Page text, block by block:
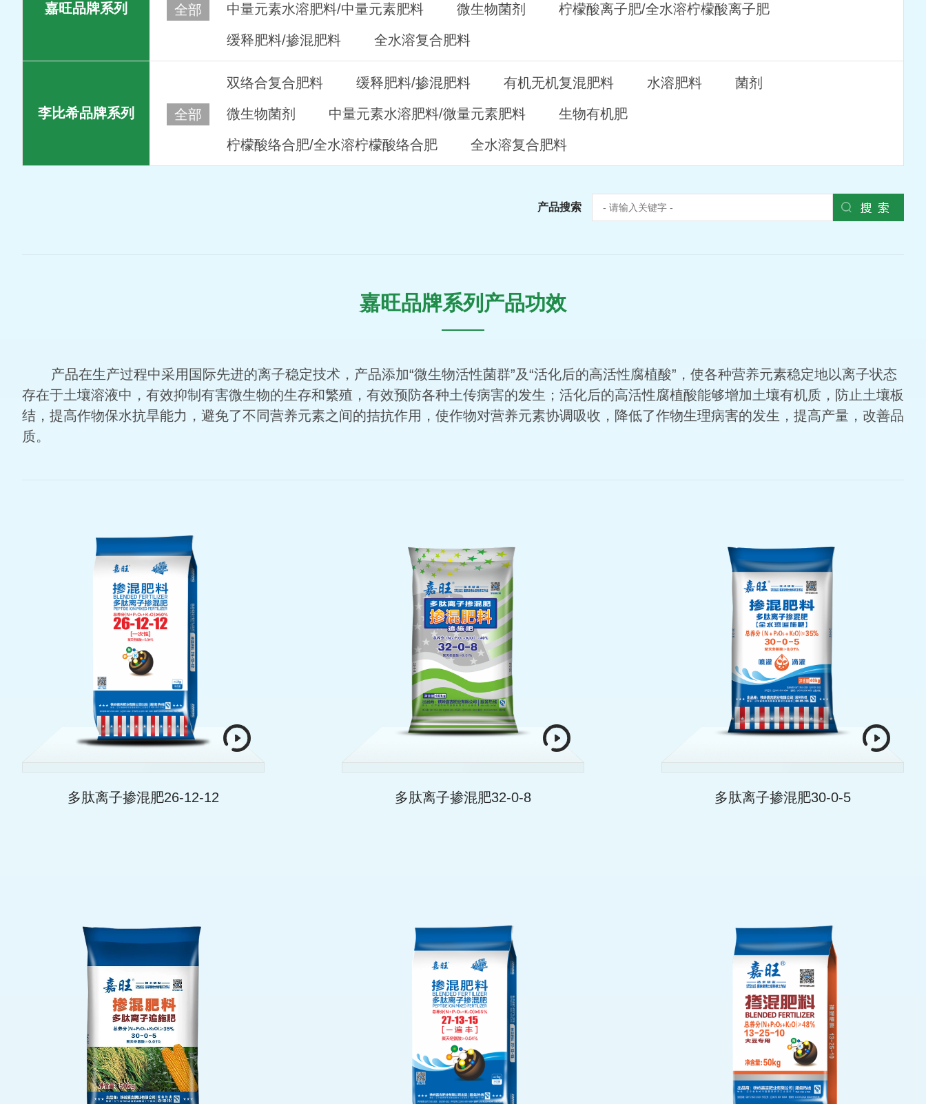
嘉旺品牌系列 全部 中量元素水溶肥料/中量元素肥料 微生物菌剂 柠檬酸离子肥/全水溶柠檬酸离子肥
缓释肥料/掺混肥料 全水溶复合肥料
李比希品牌系列 全部
双络合复合肥料 缓释肥料/掺混肥料 有机无机复混肥料 水溶肥料 菌剂
微生物菌剂 中量元素水溶肥料/微量元素肥料 生物有机肥
柠檬酸络合肥/全水溶柠檬酸络合肥 全水溶复合肥料
产品搜索
嘉旺品牌系列产品功效
产品在生产过程中采用国际先进的离子稳定技术，产品添加“微生物活性菌群”及“活化后的高活性腐植酸”，使各种营养元素稳定地以离子状态
存在于土壤溶液中，有效抑制有害微生物的生存和繁殖，有效预防各种土传病害的发生；活化后的高活性腐植酸能够增加土壤有机质，防止土壤板
结，提高作物保水抗旱能力，避免了不同营养元素之间的拮抗作用，使作物对营养元素协调吸收，降低了作物生理病害的发生，提高产量，改善品
质。
多肽离子掺混肥26-12-12 多肽离子掺混肥32-0-8 多肽离子掺混肥30-0-5